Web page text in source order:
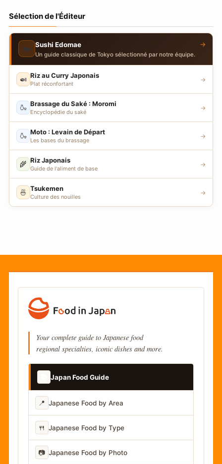
Sélection de l'Éditeur
🍣 Sushi Edomae
Un guide classique de Tokyo sélectionné par notre équipe.
→
🍛 Riz au Curry Japonais
Plat réconfortant
→
🍶 Brassage du Saké : Moromi
Encyclopédie du saké
→
🍶 Moto : Levain de Départ
Les bases du brassage
→
🌾 Riz Japonais
Guide de l'aliment de base
→
🍜 Tsukemen
Culture des nouilles
→
Your complete guide to Japanese food
regional specialties, iconic dishes and more.
Japan Food Guide
📍 Japanese Food by Area
🍴 Japanese Food by Type
📷 Japanese Food by Photo